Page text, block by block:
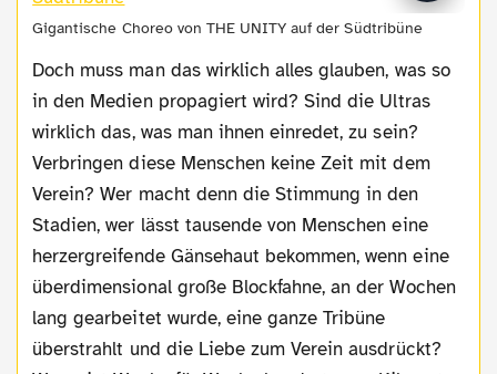
Gigantische Choreo von THE UNITY auf der Südtribüne
Doch muss man das wirklich alles glauben, was so
in den Medien propagiert wird? Sind die Ultras
wirklich das, was man ihnen einredet, zu sein?
Verbringen diese Menschen keine Zeit mit dem
Verein? Wer macht denn die Stimmung in den
Stadien, wer lässt tausende von Menschen eine
herzergreifende Gänsehaut bekommen, wenn eine
überdimensional große Blockfahne, an der Wochen
lang gearbeitet wurde, eine ganze Tribüne
überstrahlt und die Liebe zum Verein ausdrückt?